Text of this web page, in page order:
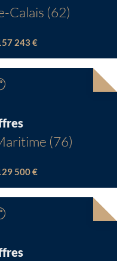
Calais (62)
243 €
(76)
500 €